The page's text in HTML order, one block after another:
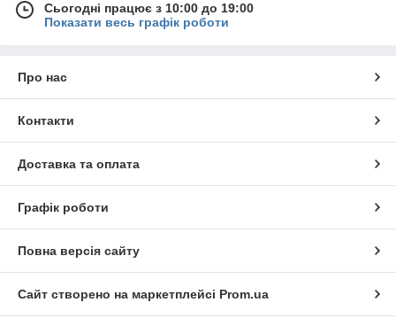
Сьогодні працює з 10:00 до 19:00
Показати весь графік роботи
Про нас
Контакти
Доставка та оплата
Графік роботи
Повна версія сайту
Сайт створено на маркетплейсі Prom.ua